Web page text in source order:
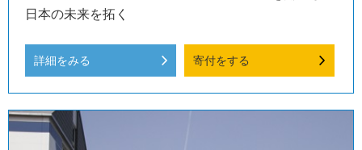
日本の未来を拓く
詳細をみる 寄付をする